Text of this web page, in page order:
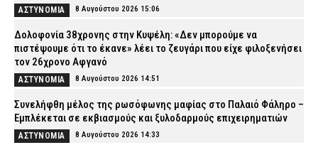
ΑΣΤΥΝΟΜΙΑ 8 Αυγούστου 2026 15:06
Δολοφονία 38χρονης στην Κυψέλη: «Δεν μπορούμε να
πιστέψουμε ότι το έκανε» λέει το ζευγάρι που είχε φιλοξενήσει
τον 26χρονο Αφγανό
ΑΣΤΥΝΟΜΙΑ 8 Αυγούστου 2026 14:51
Συνελήφθη μέλος της ρωσόφωνης μαφίας στο Παλαιό Φάληρο –
Εμπλέκεται σε εκβιασμούς και ξυλοδαρμούς επιχειρηματιών
ΑΣΤΥΝΟΜΙΑ 8 Αυγούστου 2026 14:33